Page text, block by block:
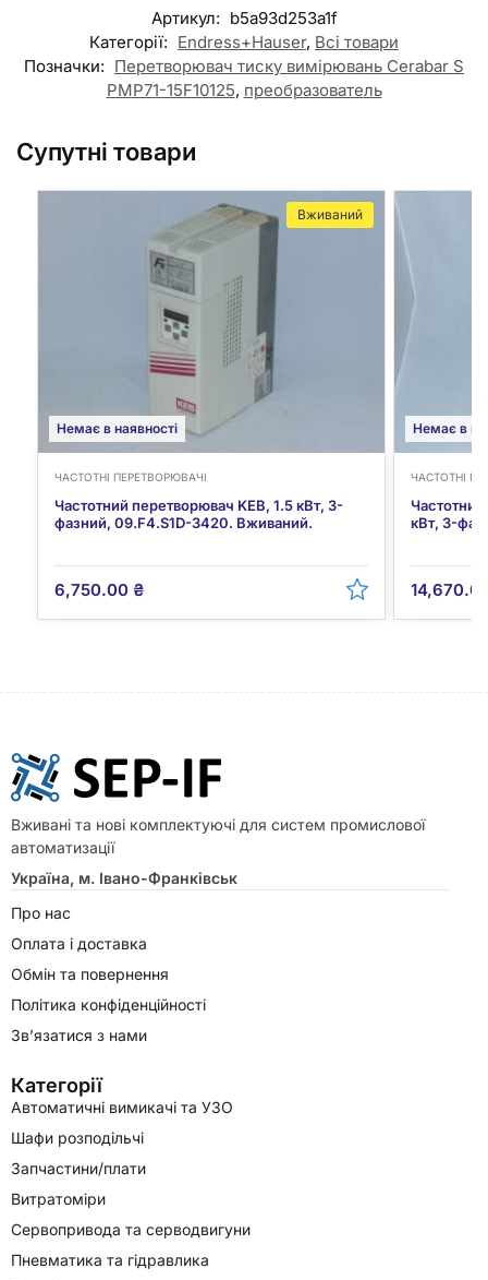
Артикул: b5a93d253a1f
Категорії: Endress+Hauser, Всі товари
Позначки: Перетворювач тиску вимірювань Cerabar S
PMP71-15F10125, преобразователь
Супутні товари
Немає в наявності
Вживаний
ЧАСТОТНІ ПЕРЕТВОРЮВАЧІ
Частотний перетворювач KEB, 1.5 кВт, 3-
фазний, 09.F4.S1D-3420. Вживаний.
6,750.00 ₴
Немає в
ЧАСТОТНІ
Частотний
кВт, 3-
Вживані та нові комплектуючі для систем промислової
автоматизації
Україна, м. Івано-Франківськ
Про нас
Оплата і доставка
Обмін та повернення
Політика конфіденційності
Зв’язатися з нами
Категорії
Автоматичні вимикачі та УЗО
Шафи розподільчі
Запчастини/плати
Витратоміри
Сервопривода та серводвигуни
Пневматика та гідравлика